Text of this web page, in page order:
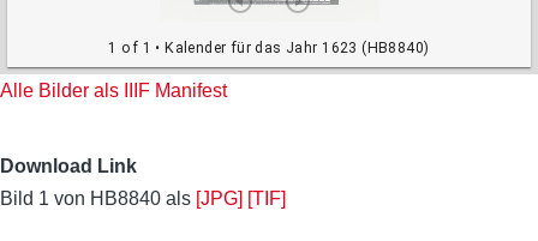
1 of 1 • Kalender für das Jahr 1623 (HB8840)
Alle Bilder als IIIF Manifest
Download Link
Bild 1 von HB8840 als [JPG] [TIF]